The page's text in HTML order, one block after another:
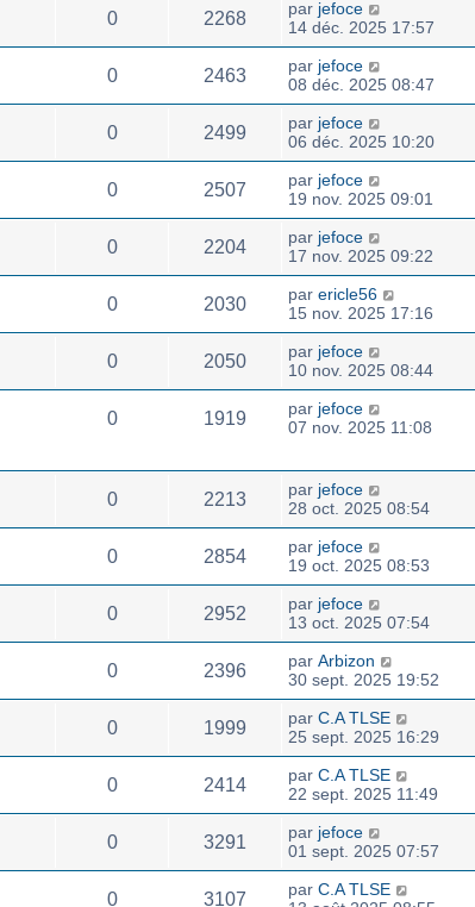
0 2268 par jefoce
14 déc. 2025 17:57
0 2463 par jefoce
08 déc. 2025 08:47
0 2499 par jefoce
06 déc. 2025 10:20
0 2507 par jefoce
19 nov. 2025 09:01
0 2204 par jefoce
17 nov. 2025 09:22
0 2030 par ericle56
15 nov. 2025 17:16
0 2050 par jefoce
10 nov. 2025 08:44
0 1919 par jefoce
07 nov. 2025 11:08
0 2213 par jefoce
28 oct. 2025 08:54
0 2854 par jefoce
19 oct. 2025 08:53
0 2952 par jefoce
13 oct. 2025 07:54
0 2396 par Arbizon
30 sept. 2025 19:52
0 1999 par C.A TLSE
25 sept. 2025 16:29
0 2414 par C.A TLSE
22 sept. 2025 11:49
0 3291 par jefoce
01 sept. 2025 07:57
0 3107 par C.A TLSE